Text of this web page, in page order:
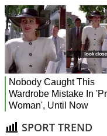
SPORT TREND